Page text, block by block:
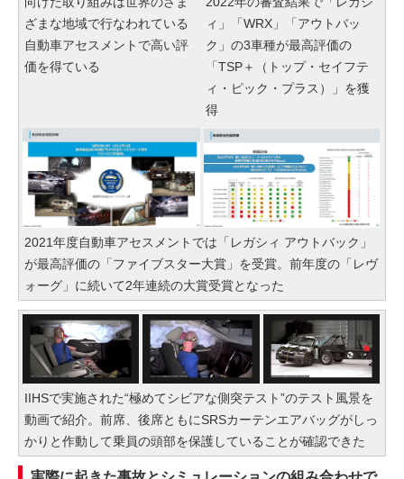
ざまな地域で行なわれている
自動車アセスメントで高い評
価を得ている
ィ」「WRX」「アウトバッ
ク」の3車種が最高評価の
「TSP＋（トップ・セイフテ
ィ・ピック・プラス）」を獲
得
2021年度自動車アセスメントでは「レガシィ アウトバック」
が最高評価の「ファイブスター大賞」を受賞。前年度の「レヴ
ォーグ」に続いて2年連続の大賞受賞となった
IIHSで実施された“極めてシビアな側突テスト”のテスト風景を
動画で紹介。前席、後席ともにSRSカーテンエアバッグがしっ
かりと作動して乗員の頭部を保護していることが確認できた